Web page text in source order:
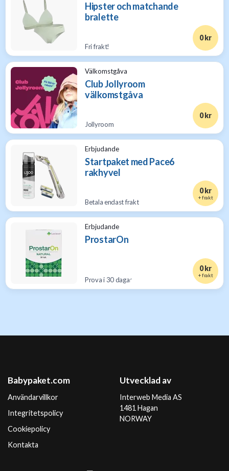
Hipster och matchande
bralette
Fri frakt!
0 kr
Välkomstgåva
Club Jollyroom
välkomstgåva
Jollyroom
0 kr
Erbjudande
Startpaket med Pace6
rakhyvel
Betala endast frakt
0 kr
+ frakt
Erbjudande
ProstarOn
Prova i 30 dagar
0 kr
+ frakt
Babypaket.com
Användarvillkor
Integritetspolicy
Cookiepolicy
Kontakta
Utvecklad av
Interweb Media AS
1481 Hagan
NORWAY